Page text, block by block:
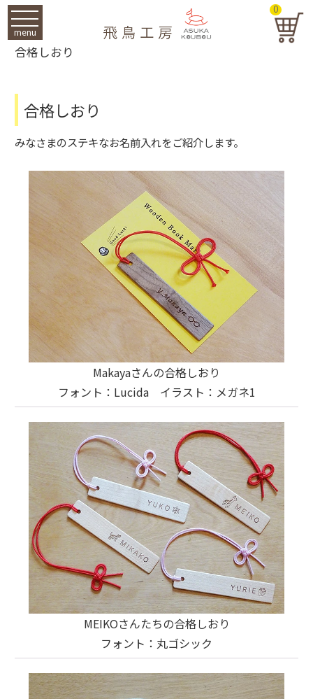
menu
0
合格しおり
合格しおり
みなさまのステキなお名前入れをご紹介します。
Makayaさんの合格しおり
フォント：Lucida イラスト：メガネ1
MEIKOさんたちの合格しおり
フォント：丸ゴシック